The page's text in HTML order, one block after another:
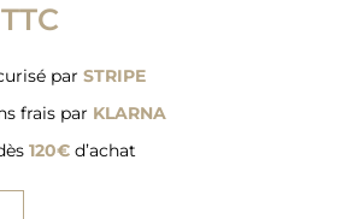
TTC
par STRIPE
frais par KLARNA
120€ d’achat